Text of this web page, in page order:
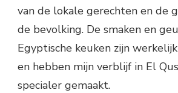
van de lokale gerechten en de
de bevolking. De smaken en
Egyptische keuken zijn
en hebben mijn verblijf in El
specialer gemaakt.